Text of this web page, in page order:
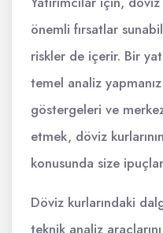
önemli fırsatlar
riskler de içerir. Bir
temel analiz
göstergeleri ve
etmek, döviz
konusunda size
Döviz kurlarındaki
teknik analiz